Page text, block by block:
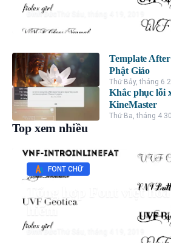
Đình Đức
Template
Phật Giáo
Thứ Bảy, tháng 6
Khắc phục lỗi
KineMaster
Thứ Ba, tháng 4
Top xem nhiều
FONT CHỮ
Tổng hợp Font việt hóa
hiếm
Đình Đức